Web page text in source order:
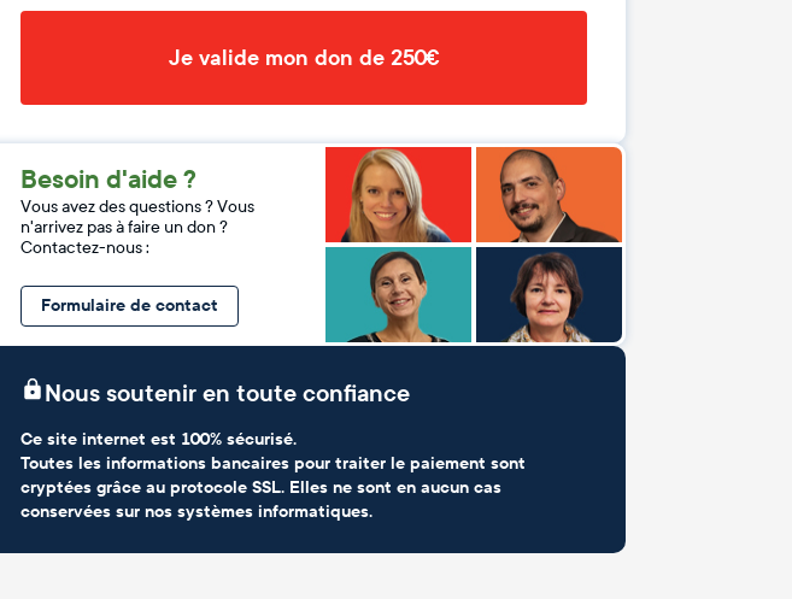
Je valide mon don de 250€
Besoin d'aide ?
Vous avez des questions ? Vous
n'arrivez pas à faire un don ?
Contactez-nous :
Formulaire de contact
Nous soutenir en toute confiance
Ce site internet est 100% sécurisé.
Toutes les informations bancaires pour traiter le paiement sont
cryptées grâce au protocole SSL. Elles ne sont en aucun cas
conservées sur nos systèmes informatiques.